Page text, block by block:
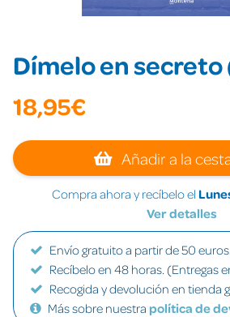
Dímelo en
18,95€
Añadir a la
Compra ahora y recíbelo el
Ver detalles
Envío gratuito a partir de 50 euros.
Recíbelo en 48 horas. (Entregas
Recogida y devolución en tienda
Más sobre nuestra política de